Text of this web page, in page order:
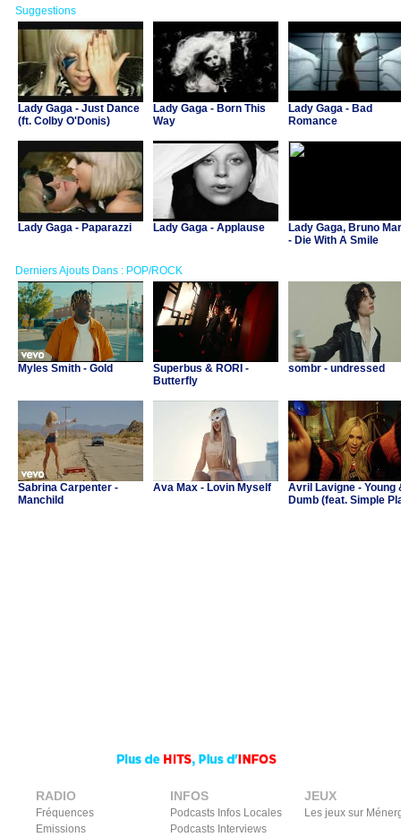
Suggestions
Lady Gaga - Just Dance
(ft. Colby O'Donis)
Lady Gaga - Born This
Way
Lady Gaga - Bad
Romance
Lady Gaga - Paparazzi Lady Gaga - Applause
Lady Gaga, Bruno
- Die With A Smile
Derniers Ajouts Dans : POP/ROCK
Myles Smith - Gold
Superbus & RORI -
Butterfly
sombr - undressed
Sabrina Carpenter -
Manchild
Ava Max - Lovin Myself
Avril Lavigne - Young
Dumb (feat. Simple
RADIO
Fréquences
Emissions
INFOS
Podcasts Infos Locales
Podcasts Interviews
JEUX
Les jeux sur